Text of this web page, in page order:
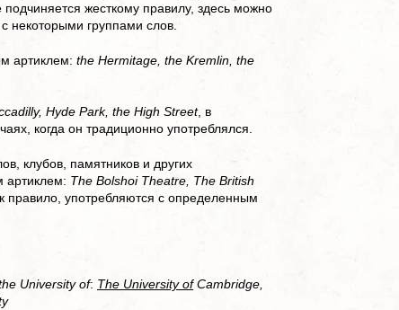
жесткому правилу, здесь можно
некоторыми группами слов.
артиклем: the Hermitage, the Kremlin, the
Hyde Park, the High Street, в
когда он традиционно употреблялся.
клубов, памятников и других
артиклем: The Bolshoi Theatre, The British
правило, употребляются с определенным
University of: The University ofCambridge,